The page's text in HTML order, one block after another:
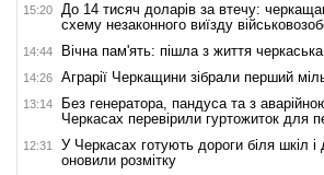
15:20
До 14 тисяч доларів за втечу:
схему незаконного виїзду
14:44 Вічна пам'ять: пішла з життя черкаська
14:26 Аграрії Черкащини зібрали перший
13:14
Без генератора, пандуса та з
Черкасах перевірили гуртожиток для
12:31
У Черкасах готують дороги біля шкіл
оновили розмітку